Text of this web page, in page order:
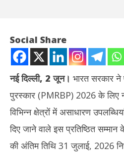
Social Share
नई दिल्ली, 2 जून। भारत सरकार ने
पुरस्कार (PMRBP) 2026 के लिए
विभिन्न क्षेत्रों में असाधारण
दिए जाने वाले इस प्रतिष्ठित
की अंतिम तिथि 31 जुलाई, 2026